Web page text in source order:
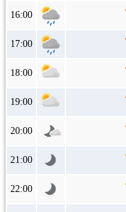
16:00
17:00
18:00
19:00
20:00
21:00
22:00